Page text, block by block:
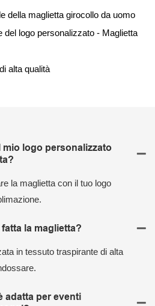
della maglietta girocollo da uomo
logo personalizzato - Maglietta
alta qualità
mio logo personalizzato
la maglietta con il tuo logo
la maglietta?
in tessuto traspirante di alta
adatta per eventi